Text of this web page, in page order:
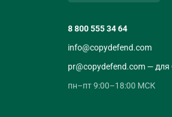
8 800 555 34 64
info@copydefend.com
pr@copydefend.com —
пн–пт 9:00–18:00 МСК